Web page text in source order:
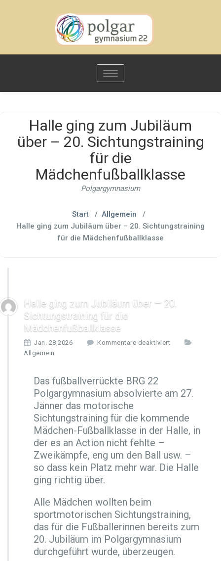
Toggle
navigation
Halle ging zum Jubiläum
über – 20. Sichtungstraining
für die
Mädchenfußballklasse
Polgargymnasium
Start/ Allgemein /
Halle ging zum Jubiläum über – 20. Sichtungstraining
für die Mädchenfußballklasse
Halle ging zum Jubiläum über – 20.
Sichtungstraining für die
Mädchenfußballklasse
Jan. 28,2026 Kommentare deaktiviert
l
g
i
g
z
u
b
i
l
ä
u
Allgemein
Das fußballverrückte BRG 22
Polgargymnasium absolvierte am 27.
Jänner das motorische
Sichtungstraining für die kommende
Mädchen-Fußballklasse in der Halle, in
der es an Action nicht fehlte –
Zweikämpfe, eng um den Ball usw. –
so dass kein Platz mehr war. Die Halle
ging richtig über.
Alle Mädchen wollten beim
sportmotorischen Sichtungstraining,
das für die Fußballerinnen bereits zum
20. Jubiläum im Polgargymnasium
durchgeführt wurde, überzeugen.